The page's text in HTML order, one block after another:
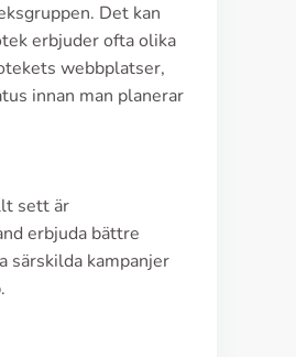
Det kan
erbjuder ofta olika
webbplatser,
innan man planerar
sett är
erbjuda bättre
särskilda kampanjer